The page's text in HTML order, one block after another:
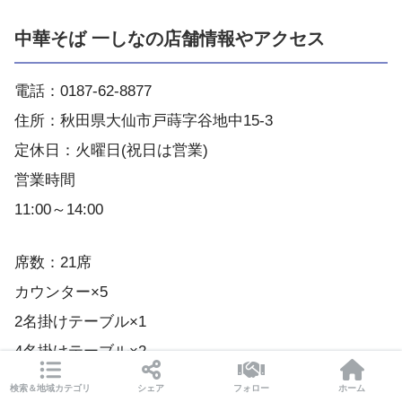
中華そば 一しなの店舗情報やアクセス
電話：0187-62-8877
住所：秋田県大仙市戸蒔字谷地中15-3
定休日：火曜日(祝日は営業)
営業時間
11:00～14:00
席数：21席
カウンター×5
2名掛けテーブル×1
4名掛けテーブル×2
6名掛けテーブル×1
検索＆地域カテゴリ シェア フォロー ホーム